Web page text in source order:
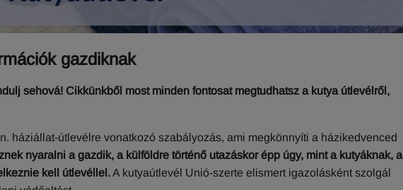
gazdiknak
sehová! Cikkünkből most minden fontosat megtudhatsz a kutya útlevélről,
háziállat-útlevélre vonatkozó szabályozás, ami megkönnyíti a házikedvenced
nyaralni a gazdik, a külföldre történő utazáskor épp úgy, mint a kutyáknak, a
kell útlevéllel.A kutyaútlevél Unió-szerte elismert igazolásként szolgál